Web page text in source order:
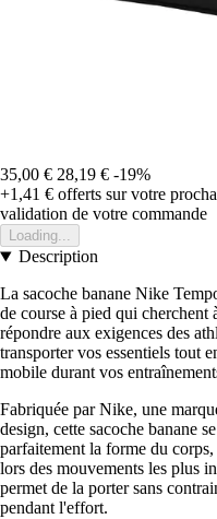
35,00 € 28,19 € -19%
+1,41 € offerts sur votre
validation de votre commande
Loading...
Description
La sacoche banane Nike
de course à pied qui
répondre aux exigences des
transporter vos essentiels tout
mobile durant vos
Fabriquée par Nike, une
design, cette sacoche banane
parfaitement la forme du
lors des mouvements les plus
permet de la porter sans
pendant l'effort.